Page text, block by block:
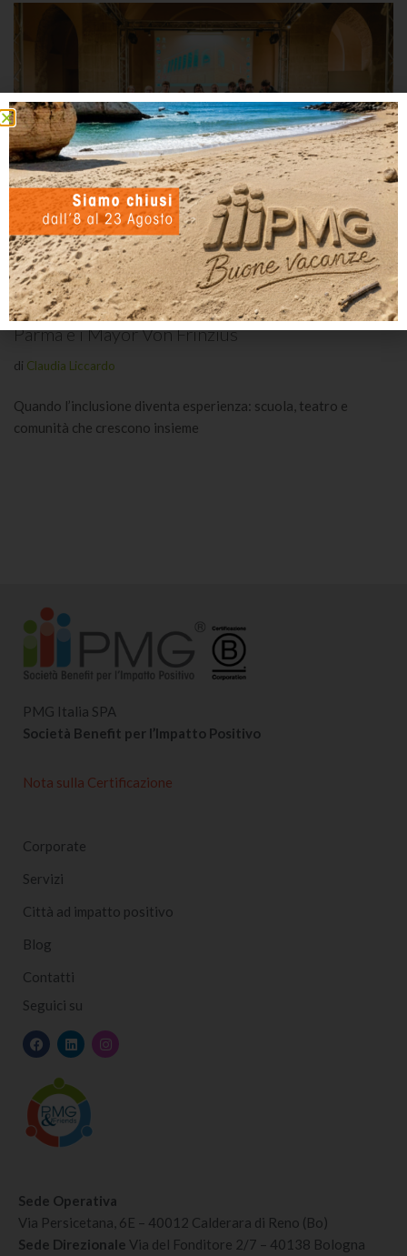
Inclusione e collaborazione nei territori:
l’esperienza tra PMG Italia, il Liceo Bertolucci di
Parma e i Mayor Von Frinzius
di Claudia Liccardo
Quando l’inclusione diventa esperienza: scuola, teatro e
comunità che crescono insieme
PMG Italia SPA
Società Benefit per l’Impatto Positivo
Nota sulla Certificazione
Corporate
Servizi
Città ad impatto positivo
Blog
Contatti
Seguici su
Sede Operativa
Via Persicetana, 6E – 40012 Calderara di Reno (Bo)
Sede Direzionale Via del Fonditore 2/7 – 40138 Bologna